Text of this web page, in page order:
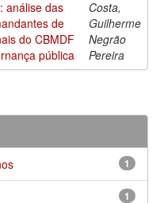
análise das
de
do CBMDF
pública
Costa,
Guilherme
Negrão
Pereira
1
1